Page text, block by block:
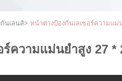
กันเลนส์> หน้าต่างป้องกันเลเซอร์ความแ
ร์ความแม่นยำสูง 27 *